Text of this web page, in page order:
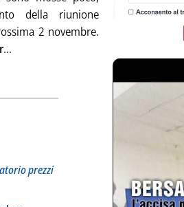
della riunione
2 novembre.
...
prezzi